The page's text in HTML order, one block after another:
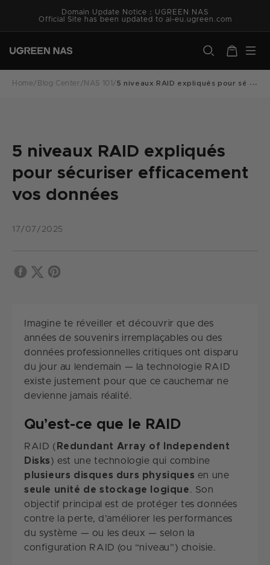
content
Domain Update Notice：UGREEN NAS
Official Site has been updated to ai-eu.ugreen.com
Cart
Home/ Blog Center/ NAS 101 /5 niveaux RAID expliqués pour
5 niveaux RAID expliqués
pour sécuriser efficacement
vos données
17/07/2025
Imagine te réveiller et découvrir que des
années de souvenirs irremplaçables ou des
données professionnelles critiques ont disparu
du jour au lendemain — la technologie RAID
existe justement pour que ce cauchemar ne
devienne jamais réalité.
Qu’est-ce que le RAID
RAID ( Redundant Array of Independent
Disks) est une technologie qui combine
plusieurs disques durs physiques en une
seule unité de stockage logique. Son
objectif principal est de protéger tes données
contre la perte, d’améliorer les performances
du système — ou les deux — selon la
configuration RAID (ou “niveau”) choisie.